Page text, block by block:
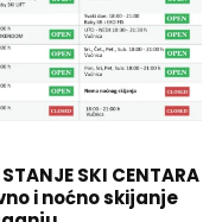
SKI CENTARA
i noćno skijanje